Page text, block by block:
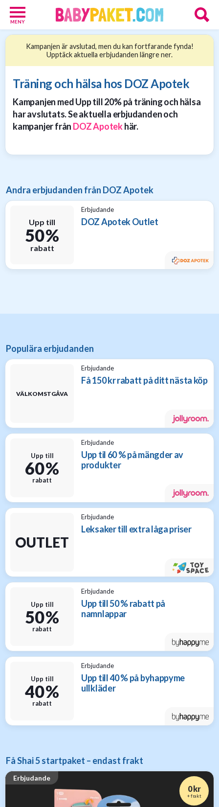
MENY
Kampanjen är avslutad, men du kan fortfarande fynda!
Upptäck aktuella erbjudanden längre ner.
Träning och hälsa hos DOZ Apotek
Kampanjen med Upp till 20% på träning och hälsa
har avslutats. Se aktuella erbjudanden och
kampanjer från DOZ Apotekhär.
Andra erbjudanden från DOZ Apotek
Upp till
50 %
rabatt
Erbjudande
DOZ Apotek Outlet
Populära erbjudanden
VÄLKOMSTGÅVA
Erbjudande
Få 150 kr rabatt på ditt nästa köp
Upp till
60 %
rabatt
Erbjudande
Upp til 60 % på mängder av
produkter
OUTLET
Erbjudande
Leksaker till extra låga priser
Upp till
50 %
rabatt
Erbjudande
Upp till 50 % rabatt på
namnlappar
Upp till
40 %
rabatt
Erbjudande
Upp till 40 % på byhappyme
ullkläder
Få Shai 5 startpaket – endast frakt
Erbjudande
0 kr
+ frakt
Föräldrar
Erbjudanden
Presenttips
15
Personliga
gåvor
Nätbutiker